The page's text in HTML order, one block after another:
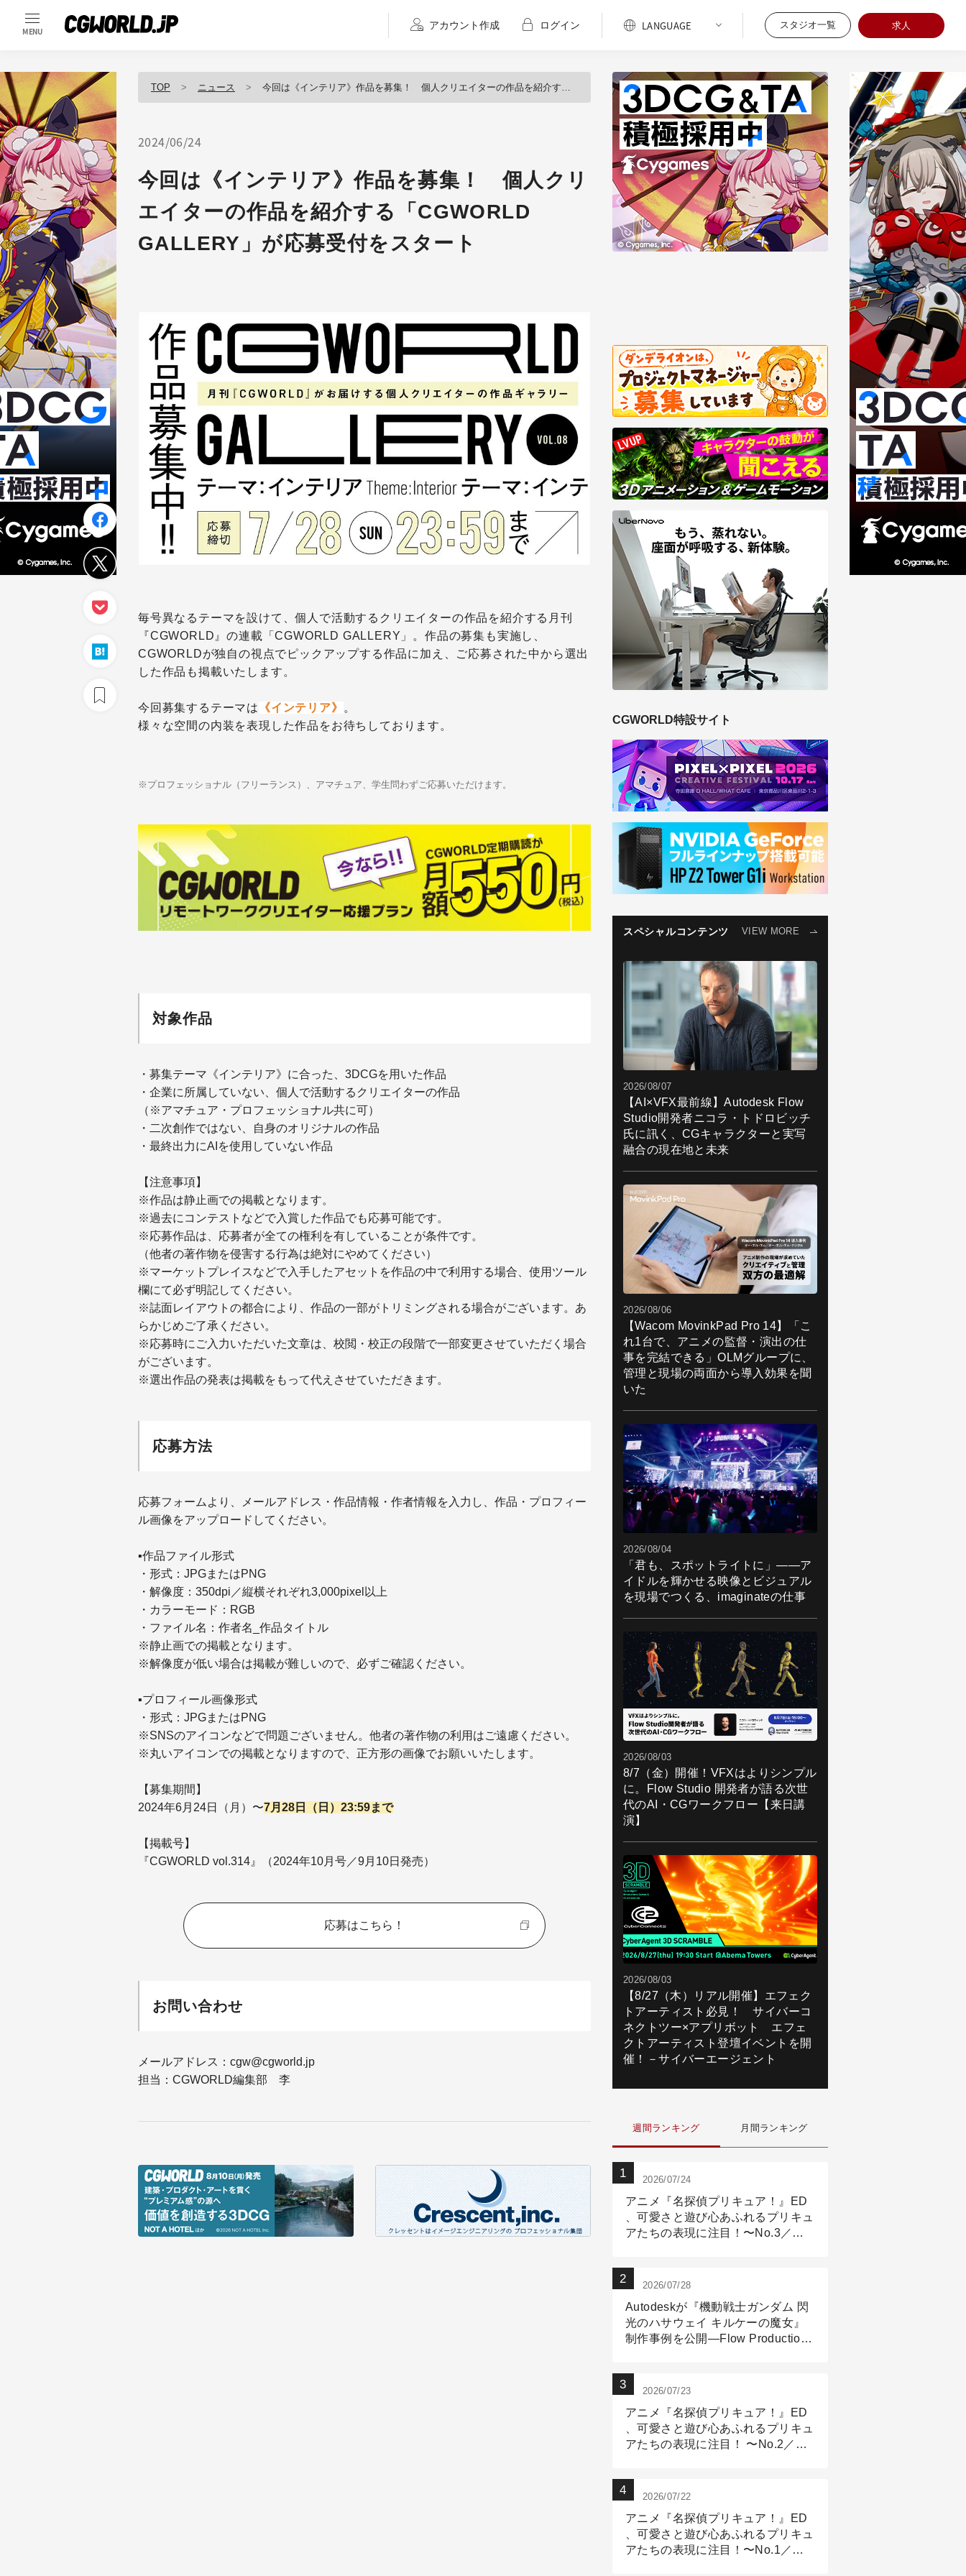
MENU
アカウント作成 ログイン スタジオ一覧 求人
TOP ニュース 今回は《インテリア》作品を募集！ 個人クリエイターの作品を紹介する「CGWORLD GALLERY」が応募受付をスタート
2024/06/24
今回は《インテリア》作品を募集！ 個人クリ
エイターの作品を紹介する「CGWORLD
GALLERY」が応募受付をスタート
毎号異なるテーマを設けて、個人で活動するクリエイターの作品を紹介する月刊
『CGWORLD』の連載「CGWORLD GALLERY」。作品の募集も実施し、
CGWORLDが独自の視点でピックアップする作品に加え、ご応募された中から選出
した作品も掲載いたします。
今回募集するテーマは 《インテリア》
。
様々な空間の内装を表現した作品をお待ちしております。
※プロフェッショナル（フリーランス）、アマチュア、学生問わずご応募いただけます。
対象作品
・募集テーマ《インテリア》に合った、3DCGを用いた作品
・企業に所属していない、個人で活動するクリエイターの作品
（※アマチュア・プロフェッショナル共に可）
・二次創作ではない、自身のオリジナルの作品
・最終出力にAIを使用していない作品
【注意事項】
※作品は静止画での掲載となります。
※過去にコンテストなどで入賞した作品でも応募可能です。
※応募作品は、応募者が全ての権利を有していることが条件です。
（他者の著作物を侵害する行為は絶対にやめてください）
※マーケットプレイスなどで入手したアセットを作品の中で利用する場合、使用ツール
欄にて必ず明記してください。
※誌面レイアウトの都合により、作品の一部がトリミングされる場合がございます。あ
らかじめご了承ください。
※応募時にご入力いただいた文章は、校閲・校正の段階で一部変更させていただく場合
がございます。
※選出作品の発表は掲載をもって代えさせていただきます。
応募方法
応募フォームより、メールアドレス・作品情報・作者情報を入力し、作品・プロフィー
ル画像をアップロードしてください。
▪︎作品ファイル形式
・形式：JPGまたはPNG
・解像度：350dpi／縦横それぞれ3,000pixel以上
・カラーモード：RGB
・ファイル名：作者名_作品タイトル
※静止画での掲載となります。
※解像度が低い場合は掲載が難しいので、必ずご確認ください。
▪︎プロフィール画像形式
・形式：JPGまたはPNG
※SNSのアイコンなどで問題ございません。他者の著作物の利用はご遠慮ください。
※丸いアイコンでの掲載となりますので、正方形の画像でお願いいたします。
【募集期間】
2024年6月24日（月）〜7月28日（日） 23:59まで
【掲載号】
『CGWORLD vol.314』（2024年10月号／9月10日発売）
応募はこちら！
お問い合わせ
メールアドレス：cgw@cgworld.jp
担当：CGWORLD編集部 李
CGWORLD特設サイト
スペシャルコンテンツ VIEW MORE
2026/08/07
【AI×VFX最前線】Autodesk Flow
Studio開発者ニコラ・トドロビッチ
氏に訊く、CGキャラクターと実写
融合の現在地と未来
2026/08/06
【Wacom MovinkPad Pro 14】「こ
れ1台で、アニメの監督・演出の仕
事を完結できる」OLMグループに、
管理と現場の両面から導入効果を聞
いた
2026/08/04
「君も、スポットライトに」――ア
イドルを輝かせる映像とビジュアル
を現場でつくる、imaginateの仕事
2026/08/03
8/7（金）開催！VFXはよりシンプル
に。Flow Studio 開発者が語る次世
代のAI・CGワークフロー【来日講
演】
2026/08/03
【8/27（木）リアル開催】エフェク
トアーティスト必見！ サイバーコ
ネクトツー×アプリボット エフェ
クトアーティスト登壇イベントを開
催！－サイバーエージェント
週間ランキング 月間ランキング
2026/07/24
アニメ『名探偵プリキュア！』ED
、可愛さと遊び心あふれるプリキュ
アたちの表現に注目！〜No.3／ア
2026/07/28
Autodeskが『機動戦士ガンダム 閃
光のハサウェイ キルケーの魔女』
制作事例を公開―Flow Production
2026/07/23
アニメ『名探偵プリキュア！』ED
、可愛さと遊び心あふれるプリキュ
アたちの表現に注目！ 〜No.2／モ
2026/07/22
アニメ『名探偵プリキュア！』ED
、可愛さと遊び心あふれるプリキュ
アたちの表現に注目！〜No.1／演